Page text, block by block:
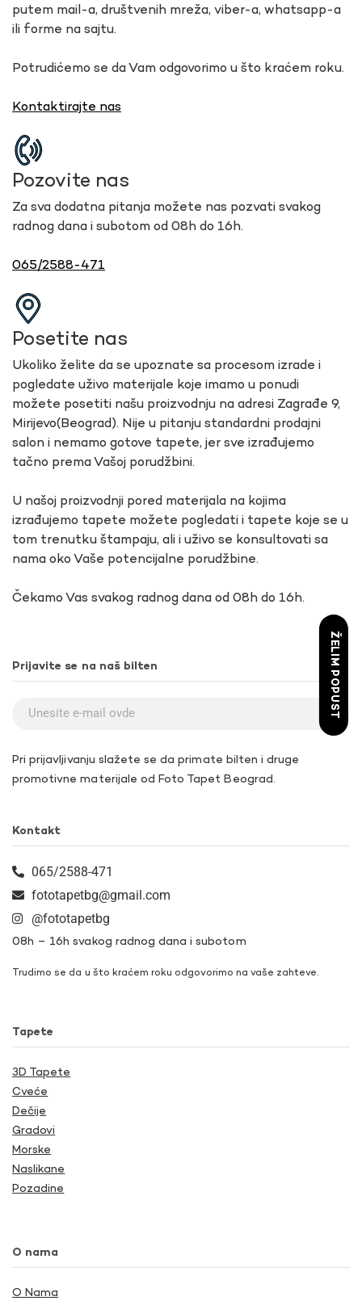
putem mail-a, društvenih mreža, viber-a, whatsapp-a
ili forme na sajtu.
Potrudićemo se da Vam odgovorimo u što kraćem roku.
Kontaktirajte nas
Pozovite nas
Za sva dodatna pitanja možete nas pozvati svakog
radnog dana i subotom od 08h do 16h.
065/2588-471
Posetite nas
Ukoliko želite da se upoznate sa procesom izrade i
pogledate uživo materijale koje imamo u ponudi
možete posetiti našu proizvodnju na adresi Zagrađe 9,
Mirijevo(Beograd). Nije u pitanju standardni prodajni
salon i nemamo gotove tapete, jer sve izrađujemo
tačno prema Vašoj porudžbini.
U našoj proizvodnji pored materijala na kojima
izrađujemo tapete možete pogledati i tapete koje se u
tom trenutku štampaju, ali i uživo se konsultovati sa
nama oko Vaše potencijalne porudžbine.
Čekamo Vas svakog radnog dana od 08h do 16h.
Prijavite se na naš bilten
Pri prijavljivanju slažete se da primate bilten i druge
promotivne materijale od Foto Tapet Beograd.
Kontakt
065/2588-471
fototapetbg@gmail.com
@fototapetbg
08h – 16h svakog radnog dana i subotom
Trudimo se da u što kraćem roku odgovorimo na vaše zahteve.
Tapete
3D Tapete
Cveće
Dečije
Gradovi
Morske
Naslikane
Pozadine
O nama
O Nama
ŽELIM POPUST